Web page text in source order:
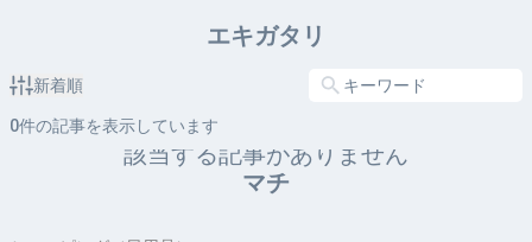
エキガタリ
新着順
0件の記事を表示しています
該当する記事がありません
マチ